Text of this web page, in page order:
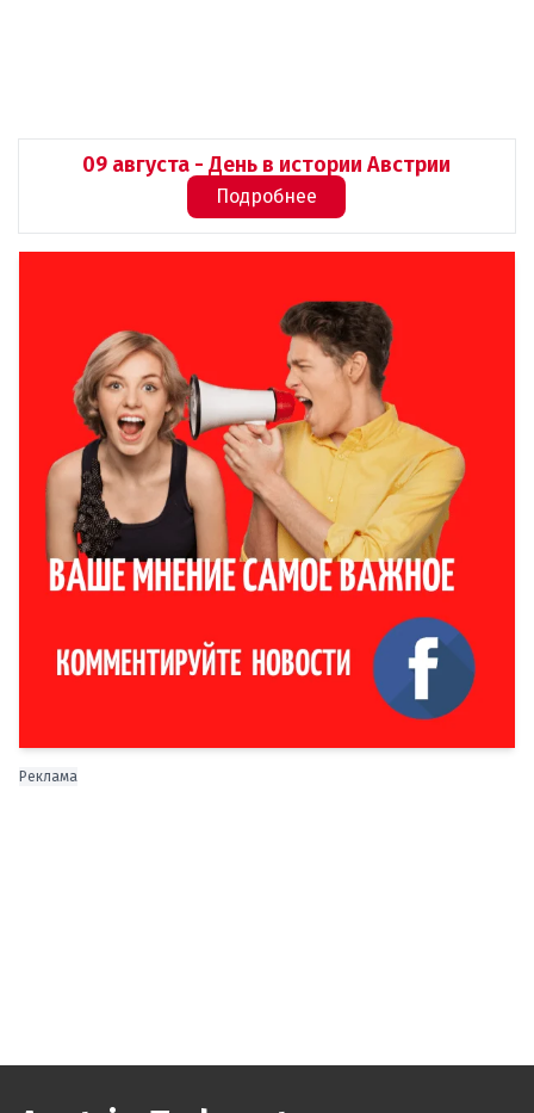
09 августа - День в истории Австрии
Подробнее
Реклама